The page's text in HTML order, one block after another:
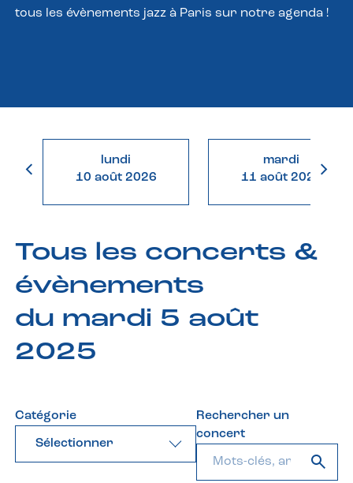
tous les évènements jazz à Paris sur notre agenda !
lundi
10 août 2026
mardi
11 août 2026
Tous les concerts &
évènements
du mardi 5 août
2025
Catégorie
Sélectionner
Rechercher un
concert